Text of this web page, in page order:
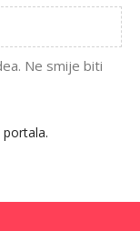
Ne smije biti